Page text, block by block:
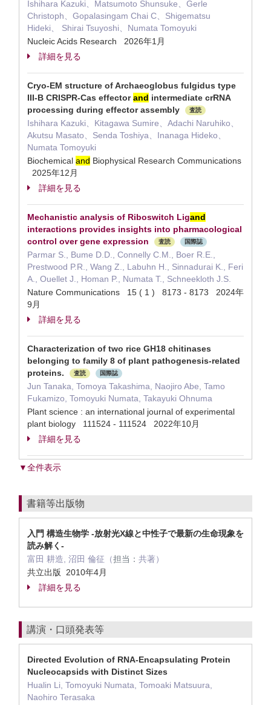
Ishihara Kazuki、Matsumoto Shunsuke、Gerle
Christoph、Gopalasingam Chai C、Shigematsu
Hideki、 Shirai Tsuyoshi、Numata Tomoyuki
Nucleic Acids Research 2026年1月
詳細を見る
Cryo-EM structure of Archaeoglobus fulgidus type
III-B CRISPR-Cas effectorand intermediate crRNA
processing during effector assembly
査読
Ishihara Kazuki、Kitagawa Sumire、Adachi Naruhiko、
Akutsu Masato、Senda Toshiya、Inanaga Hideko、
Numata Tomoyuki
Biochemical and Biophysical Research Communications
2025年12月
詳細を見る
Mechanistic analysis of Riboswitch Ligand
interactions provides insights into pharmacological
control over gene expression
査読 国際誌
Parmar S., Bume D.D., Connelly C.M., Boer R.E.,
Prestwood P.R., Wang Z., Labuhn H., Sinnadurai K., Feri
A., Ouellet J., Homan P., Numata T., Schneekloth J.S.
Nature Communications 15 ( 1 ) 8173 - 8173 2024年
9月
詳細を見る
Characterization of two rice GH18 chitinases
belonging to family 8 of plant pathogenesis-related
proteins.
査読 国際誌
Jun Tanaka, Tomoya Takashima, Naojiro Abe, Tamo
Fukamizo, Tomoyuki Numata, Takayuki Ohnuma
Plant science : an international journal of experimental
plant biology 111524 - 111524 2022年10月
詳細を見る
▼全件表示
書籍等出版物
入門 構造生物学 -放射光X線と中性子で最新の生命現象を
読み解く-
富田 耕造, 沼田 倫征（担当： 共著）
共立出版 2010年4月
詳細を見る
講演・口頭発表等
Directed Evolution of RNA-Encapsulating Protein
Nucleocapsids with Distinct Sizes
Hualin Li, Tomoyuki Numata, Tomoaki Matsuura,
Naohiro Terasaka